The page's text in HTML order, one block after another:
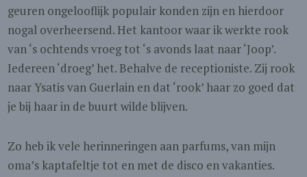
geuren ongelooflijk populair konden zijn en hierdoor
nogal overheersend. Het kantoor waar ik werkte rook
van ‘s ochtends vroeg tot ‘s avonds laat naar ‘Joop’.
Iedereen ‘droeg’ het. Behalve de receptioniste. Zij rook
naar Ysatis van Guerlain en dat ‘rook’ haar zo goed dat
je bij haar in de buurt wilde blijven.
Zo heb ik vele herinneringen aan parfums, van mijn
oma’s kaptafeltje tot en met de disco en vakanties.